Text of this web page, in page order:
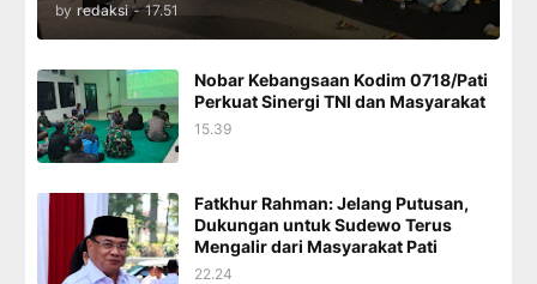
by redaksi - 17.51
Nobar Kebangsaan Kodim 0718/Pati
Perkuat Sinergi TNI dan Masyarakat
15.39
Fatkhur Rahman: Jelang Putusan,
Dukungan untuk Sudewo Terus
Mengalir dari Masyarakat Pati
22.24